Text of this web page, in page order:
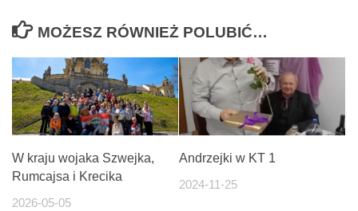
MOŻESZ RÓWNIEŻ POLUBIĆ…
W kraju wojaka Szwejka,
Rumcajsa i Krecika
2026-05-05
Andrzejki w KT 1
2024-11-25